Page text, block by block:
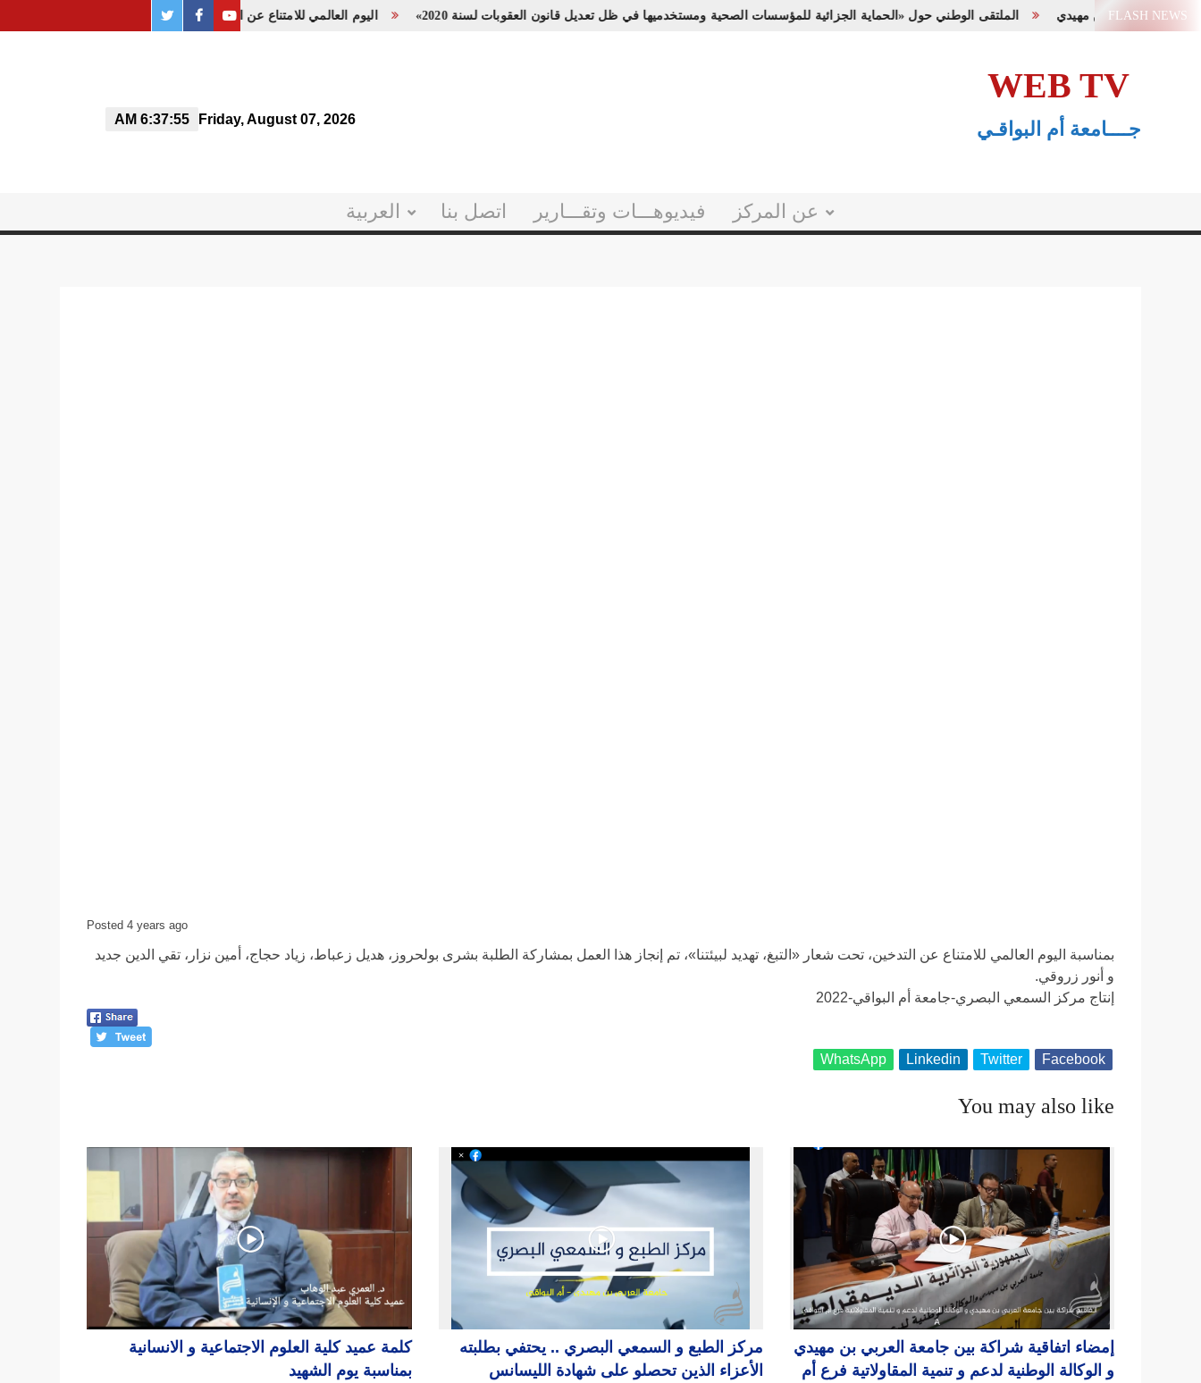
Skip
FLASH NEWS اليوم العالمي للامتناع عن التدخين، تحت شعار «التبغ، تهديد لبيئتنا» الملتقى الوطني حول «الحماية الجزائية للمؤسسات الصحية ومستخدميها في ظل تعديل قانون العقوبات لسنة 2020» youtube
PAGE
twitter
WEB TV
جــــامعة أم البواقـي 6:37:55 AM Friday, August 07, 2026
عن المركز فيديوهـــات وتقـــارير اتصل بنا العربية
Posted 4 years ago
بمناسبة اليوم العالمي للامتناع عن التدخين، تحت شعار «التبغ، تهديد لبيئتنا»، تم إنجاز هذا العمل بمشاركة الطلبة بشرى بولحروز، هديل زعباط، زياد حجاج، أمين نزار، تقي الدين جديد
و أنور زروقي.
إنتاج مركز السمعي البصري-جامعة أم البواقي-2022
Facebook
Twitter
Linkedin
WhatsApp
You may also like
إمضاء اتفاقية شراكة بين جامعة العربي بن مهيدي
و الوكالة الوطنية لدعم و تنمية المقاولاتية فرع أم
مركز الطبع و السمعي البصري .. يحتفي بطلبته
الأعزاء الذين تحصلو على شهادة الليسانس
كلمة عميد كلية العلوم الاجتماعية و الانسانية
بمناسبة يوم الشهيد